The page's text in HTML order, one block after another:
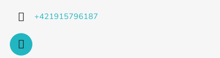
+421915796187